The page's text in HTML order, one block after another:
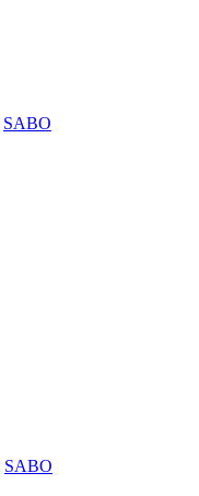
SABO
SABO